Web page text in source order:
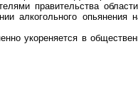
правительства
алкогольного
укореняется в